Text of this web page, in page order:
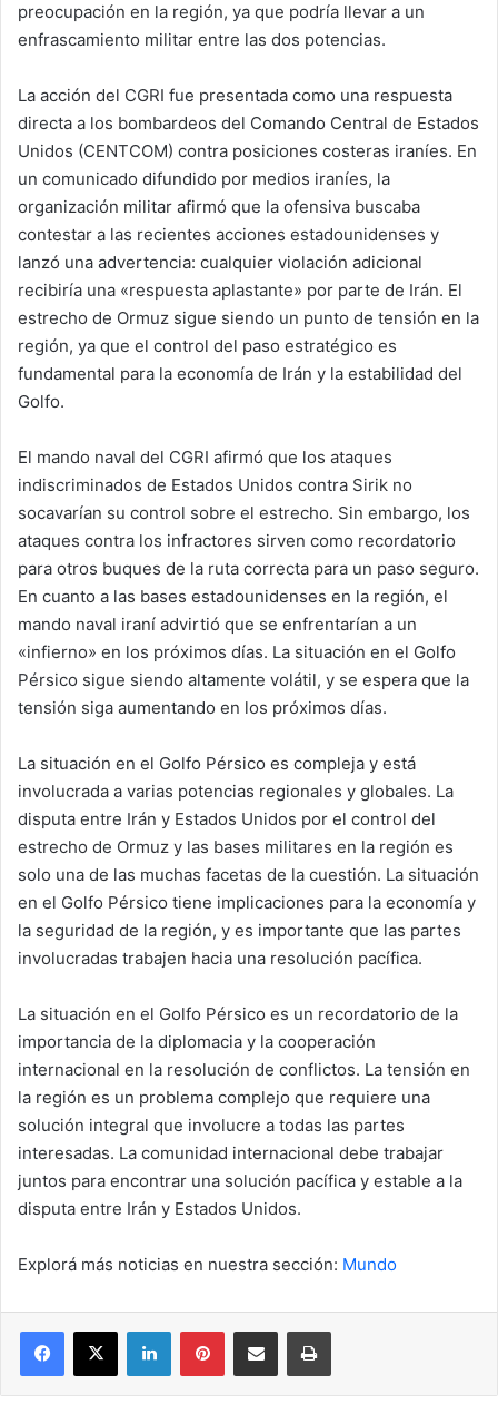
preocupación en la región, ya que podría llevar a un
enfrascamiento militar entre las dos potencias.
La acción del CGRI fue presentada como una respuesta
directa a los bombardeos del Comando Central de Estados
Unidos (CENTCOM) contra posiciones costeras iraníes. En
un comunicado difundido por medios iraníes, la
organización militar afirmó que la ofensiva buscaba
contestar a las recientes acciones estadounidenses y
lanzó una advertencia: cualquier violación adicional
recibiría una «respuesta aplastante» por parte de Irán. El
estrecho de Ormuz sigue siendo un punto de tensión en la
región, ya que el control del paso estratégico es
fundamental para la economía de Irán y la estabilidad del
Golfo.
El mando naval del CGRI afirmó que los ataques
indiscriminados de Estados Unidos contra Sirik no
socavarían su control sobre el estrecho. Sin embargo, los
ataques contra los infractores sirven como recordatorio
para otros buques de la ruta correcta para un paso seguro.
En cuanto a las bases estadounidenses en la región, el
mando naval iraní advirtió que se enfrentarían a un
«infierno» en los próximos días. La situación en el Golfo
Pérsico sigue siendo altamente volátil, y se espera que la
tensión siga aumentando en los próximos días.
La situación en el Golfo Pérsico es compleja y está
involucrada a varias potencias regionales y globales. La
disputa entre Irán y Estados Unidos por el control del
estrecho de Ormuz y las bases militares en la región es
solo una de las muchas facetas de la cuestión. La situación
en el Golfo Pérsico tiene implicaciones para la economía y
la seguridad de la región, y es importante que las partes
involucradas trabajen hacia una resolución pacífica.
La situación en el Golfo Pérsico es un recordatorio de la
importancia de la diplomacia y la cooperación
internacional en la resolución de conflictos. La tensión en
la región es un problema complejo que requiere una
solución integral que involucre a todas las partes
interesadas. La comunidad internacional debe trabajar
juntos para encontrar una solución pacífica y estable a la
disputa entre Irán y Estados Unidos.
Explorá más noticias en nuestra sección: Mundo
Facebook
X LinkedInPinterestCompartir por correo electrónicoImprimir